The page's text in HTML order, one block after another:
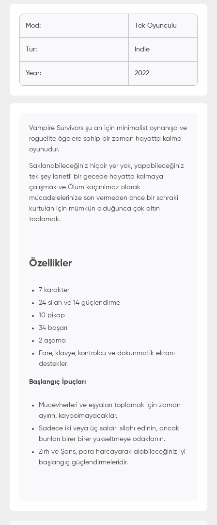
Mod : Tek Oyunculu
Tur: Indie
Year: 2022
Vampire Survivors şu an için minimalist oynanışa ve
roguelite ögelere sahip bir zaman hayatta kalma
oyunudur.
Saklanabileceğiniz hiçbir yer yok, yapabileceğiniz
tek şey lanetli bir gecede hayatta kalmaya
çalışmak ve Ölüm kaçınılmaz olarak
mücadelelerinize son vermeden önce bir sonraki
kurtulan için mümkün olduğunca çok altın
toplamak.
Özellikler
7 karakter
24 silah ve 14 güçlendirme
10 pikap
34 başarı
2 aşama
Fare, klavye, kontrolcü ve dokunmatik ekranı
destekler.
Başlangıç İpuçları
Mücevherleri ve eşyaları toplamak için zaman
ayırın, kaybolmayacaklar.
Sadece iki veya üç saldırı silahı edinin, ancak
bunları birer birer yükseltmeye odaklanın.
Zırh ve Şans, para harcayarak alabileceğiniz iyi
başlangıç güçlendirmeleridir.